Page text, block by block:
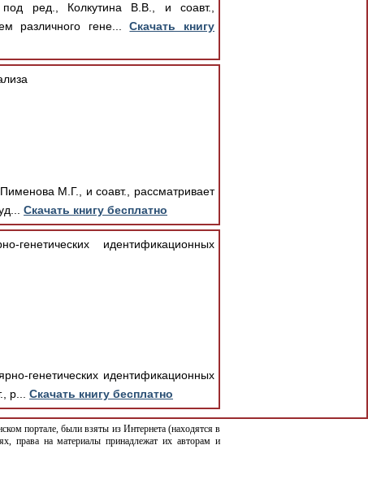
под ред., Колкутина В.В., и соавт.,
различного гене...Скачать книгу
М.Г., и соавт., рассматривает
Скачать книгу бесплатно
генетических идентификационных
генетических идентификационных
р... Скачать книгу бесплатно
портале, были взяты из Интернета (находятся в
права на материалы принадлежат их авторам и